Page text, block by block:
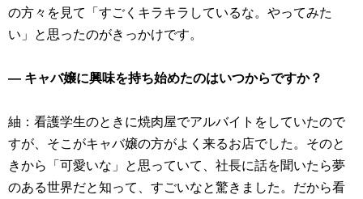
の方々を見て「すごくキラキラしているな。やってみた
い」と思ったのがきっかけです。
― キャバ嬢に興味を持ち始めたのはいつからですか？
紬：看護学生のときに焼肉屋でアルバイトをしていたので
すが、そこがキャバ嬢の方がよく来るお店でした。そのと
きから「可愛いな」と思っていて、社長に話を聞いたら夢
のある世界だと知って、すごいなと驚きました。だから看